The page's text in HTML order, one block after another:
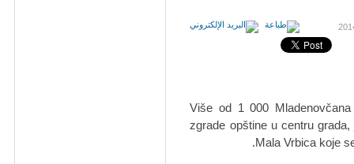
Više od 1 000
zgrade opštine u centru
Mala Vrbica koje